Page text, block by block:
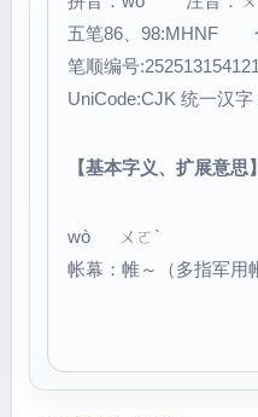
五笔86、98:MHNF
笔顺编号
UniCode:CJK 统一汉字
【基本字义、扩展意思】
wò ㄨㄛˋ
帐幕：帷～（多指军用